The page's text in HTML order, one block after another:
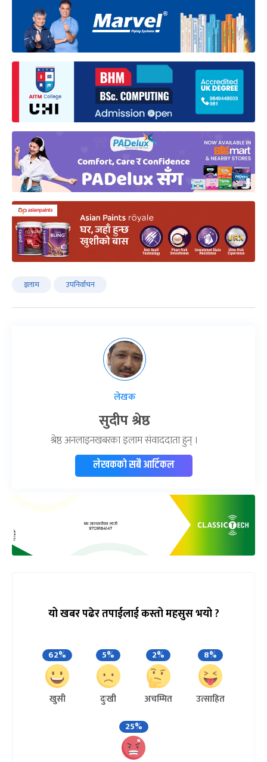
इलाम उपनिर्वाचन
लेखक
सुदीप श्रेष्ठ
श्रेष्ठ अनलाइनखबरका इलाम संवाददाता हुन् ।
लेखकको सबै आर्टिकल
यो खबर पढेर तपाईलाई कस्तो महसुस भयो ?
62%
खुसी
5%
दुःखी
2%
अचम्मित
8%
उत्साहित
25%